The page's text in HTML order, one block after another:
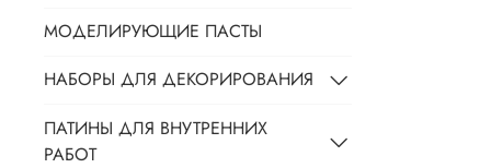
МОДЕЛИРУЮЩИЕ ПАСТЫ
НАБОРЫ ДЛЯ ДЕКОРИРОВАНИЯ
ПАТИНЫ ДЛЯ ВНУТРЕННИХ
РАБОТ